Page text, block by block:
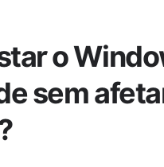
o
sem